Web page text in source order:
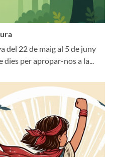
del 22 de maig al 5 de juny
per apropar-nos a la...